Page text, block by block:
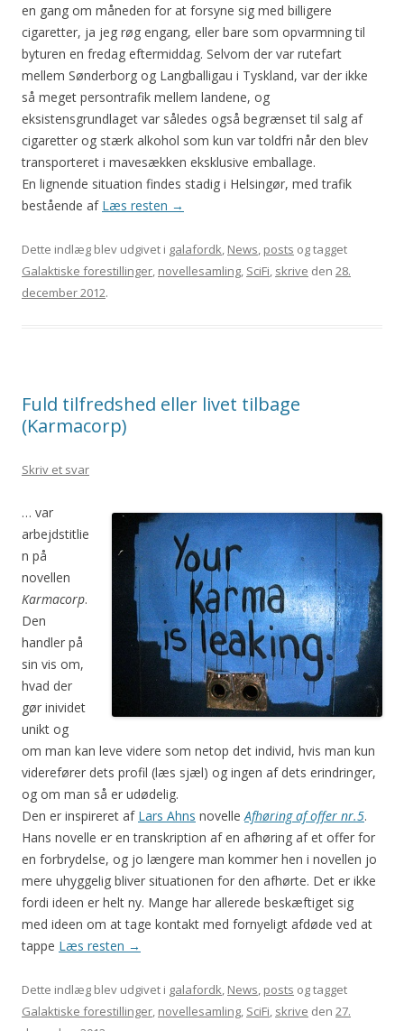
en gang om måneden for at forsyne sig med billigere
cigaretter, ja jeg røg engang, eller bare som opvarmning til
byturen en fredag eftermiddag. Selvom der var rutefart
mellem Sønderborg og Langballigau i Tyskland, var der ikke
så meget persontrafik mellem landene, og
eksistensgrundlaget var således også begrænset til salg af
cigaretter og stærk alkohol som kun var toldfri når den blev
transporteret i mavesækken eksklusive emballage.
En lignende situation findes stadig i Helsingør, med trafik
bestående af Læs resten →
Dette indlæg blev udgivet i galafordk, News, posts og tagget
Galaktiske forestillinger, novellesamling, SciFi, skrive den 28.
december 2012.
Fuld tilfredshed eller livet tilbage
(Karmacorp)
Skriv et svar
… var
arbejdstitlie
n på
novellen
Karmacorp.
Den
handler på
sin vis om,
hvad der
gør inividet
unikt og
om man kan leve videre som netop det individ, hvis man kun
viderefører dets profil (læs sjæl) og ingen af dets erindringer,
og om man så er udødelig.
Den er inspireret af Lars Ahns novelleAfhøring af offer nr.5.
Hans novelle er en transkription af en afhøring af et offer for
en forbrydelse, og jo længere man kommer hen i novellen jo
mere uhyggelig bliver situationen for den afhørte. Det er ikke
fordi ideen er helt ny. Mange har allerede beskæftiget sig
med ideen om at tage kontakt med fornyeligt afdøde ved at
tappe Læs resten →
Dette indlæg blev udgivet i galafordk, News, posts og tagget
Galaktiske forestillinger, novellesamling, SciFi, skrive den 27.